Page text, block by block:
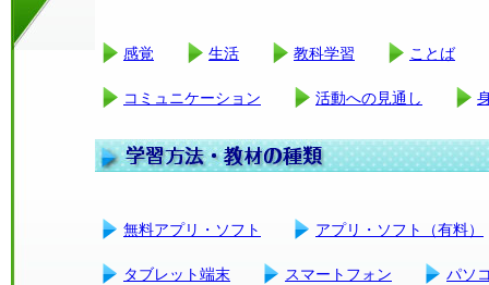
感覚 生活 教科学習 ことば
コミュニケーション 活動への見通し
無料アプリ・ソフト アプリ・ソフト（有料）
タブレット端末 スマートフォン パソ